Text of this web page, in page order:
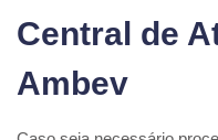
Central de
Ambev